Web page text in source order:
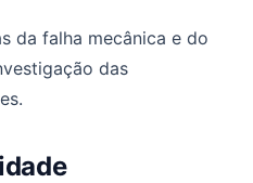
da falha mecânica e do
das